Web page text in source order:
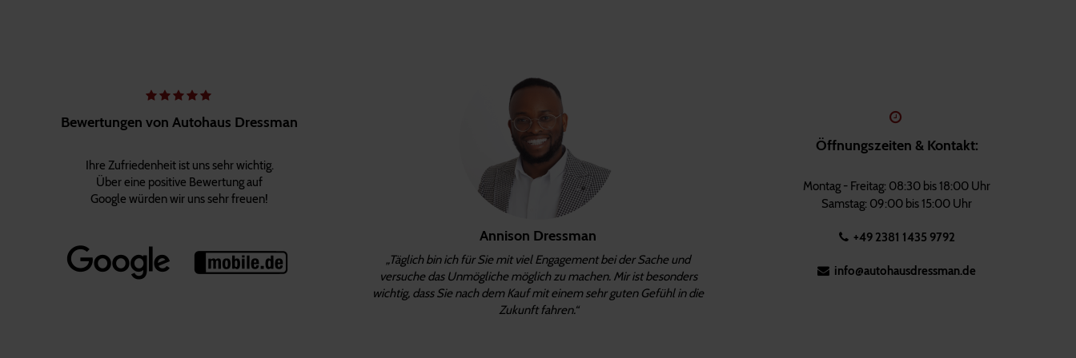
Bewertungen von Autohaus Dressman
Ihre Zufriedenheit ist uns sehr wichtig.
Über eine positive Bewertung auf
Google würden wir uns sehr freuen!
Annison Dressman
„Täglich bin ich für Sie mit viel Engagement bei der Sache und
versuche das Unmögliche möglich zu machen. Mir ist besonders
wichtig, dass Sie nach dem Kauf mit einem sehr guten Gefühl in die
Zukunft fahren.“
Öffnungszeiten & Kontakt:
Montag - Freitag: 08:30 bis 18:00 Uhr
Samstag: 09:00 bis 15:00 Uhr
+49 2381 1435 9792
info@autohausdressman.de